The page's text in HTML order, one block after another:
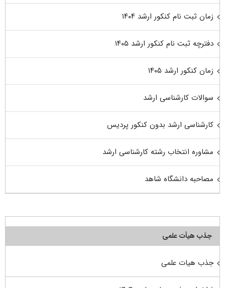
زمان ثبت نام کنکور ارشد ۱۴۰۴
دفترچه ثبت نام کنکور ارشد ۱۴۰۵
زمان کنکور ارشد ۱۴۰۵
سوالات کارشناسی ارشد
کارشناسی ارشد بدون کنکور پردیس
مشاوره انتخاب رشته کارشناسی ارشد
مصاحبه دانشگاه شاهد
جذب هیأت علمی
جذب هیات علمی